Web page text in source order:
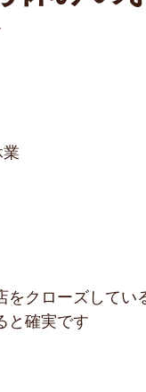
クローズしてい
と確実です